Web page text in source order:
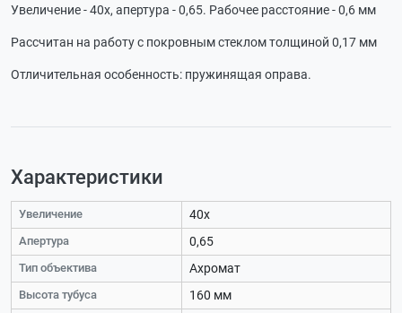
Увеличение - 40х, апертура - 0,65. Рабочее расстояние - 0,6 мм
Рассчитан на работу с покровным стеклом толщиной 0,17 мм
Отличительная особенность: пружинящая оправа.
Характеристики
Увеличение 40х
Апертура 0,65
Тип объектива Ахромат
Высота тубуса 160 мм